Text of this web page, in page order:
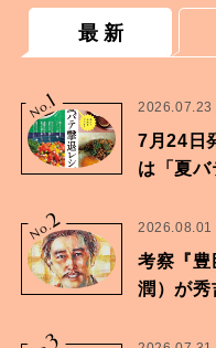
最 新
No.
1 2026.07.23
7月24日
は「夏バ
No.2 2026.08.01
考察『豊
潤）が秀
3